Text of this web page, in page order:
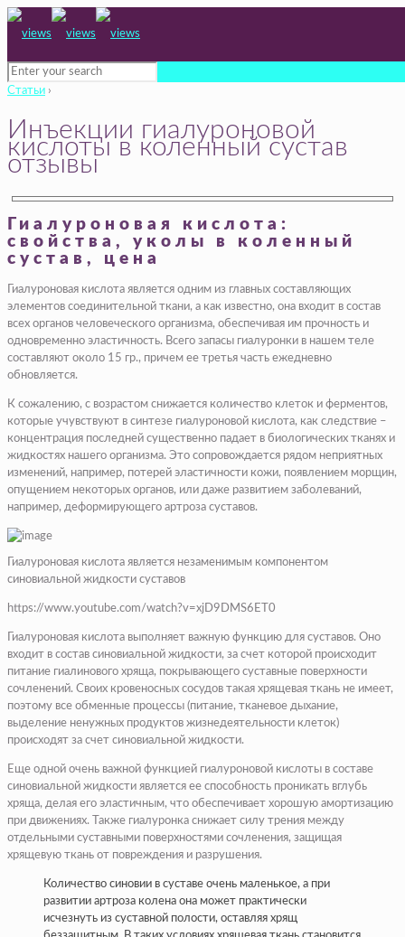
Статьи ›
Инъекции гиалуроновой
кислоты в коленный сустав
отзывы
Гиалуроновая кислота:
свойства, уколы в коленный
сустав, цена
Гиалуроновая кислота является одним из главных составляющих
элементов соединительной ткани, а как известно, она входит в состав
всех органов человеческого организма, обеспечивая им прочность и
одновременно эластичность. Всего запасы гиалуронки в нашем теле
составляют около 15 гр., причем ее третья часть ежедневно
обновляется.
К сожалению, с возрастом снижается количество клеток и ферментов,
которые учувствуют в синтезе гиалуроновой кислота, как следствие –
концентрация последней существенно падает в биологических тканях и
жидкостях нашего организма. Это сопровождается рядом неприятных
изменений, например, потерей эластичности кожи, появлением морщин,
опущением некоторых органов, или даже развитием заболеваний,
например, деформирующего артроза суставов.
Гиалуроновая кислота является незаменимым компонентом
синовиальной жидкости суставов
https://www.youtube.com/watch?v=xjD9DMS6ET0
Гиалуроновая кислота выполняет важную функцию для суставов. Оно
входит в состав синовиальной жидкости, за счет которой происходит
питание гиалинового хряща, покрывающего суставные поверхности
сочленений. Своих кровеносных сосудов такая хрящевая ткань не имеет,
поэтому все обменные процессы (питание, тканевое дыхание,
выделение ненужных продуктов жизнедеятельности клеток)
происходят за счет синовиальной жидкости.
Еще одной очень важной функцией гиалуроновой кислоты в составе
синовиальной жидкости является ее способность проникать вглубь
хряща, делая его эластичным, что обеспечивает хорошую амортизацию
при движениях. Также гиалуронка снижает силу трения между
отдельными суставными поверхностями сочленения, защищая
хрящевую ткань от повреждения и разрушения.
Количество синовии в суставе очень маленькое, а при
развитии артроза колена она может практически
исчезнуть из суставной полости, оставляя хрящ